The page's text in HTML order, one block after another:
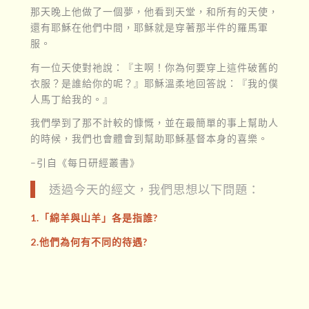
那天晚上他做了一個夢，他看到天堂，和所有的天使，
還有耶穌在他們中間，耶穌就是穿著那半件的羅馬軍
服。
有一位天使對祂說：『主啊！你為何要穿上這件破舊的
衣服？是誰給你的呢？』耶穌溫柔地回答說：『我的僕
人馬丁給我的。』
我們學到了那不計較的慷慨，並在最簡單的事上幫助人
的時候，我們也會體會到幫助耶穌基督本身的喜樂。
–引自《每日研經叢書》
透過今天的經文，我們思想以下問題：
1.「綿羊與山羊」各是指誰?
2.他們為何有不同的待遇?